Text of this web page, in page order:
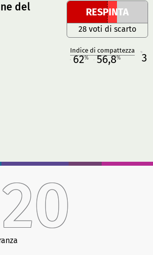
del
RESPINTA
28 voti di scarto
Indice di compattezza
62% 56,8% 3